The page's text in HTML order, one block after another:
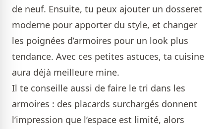
de neuf. Ensuite, tu peux ajouter un dosseret
moderne pour apporter du style, et changer
les poignées d’armoires pour un look plus
tendance. Avec ces petites astuces, ta cuisine
aura déjà meilleure mine.
Il te conseille aussi de faire le tri dans les
armoires : des placards surchargés donnent
l’impression que l’espace est limité, alors